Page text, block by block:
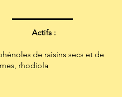
Actifs :
de raisins secs et de
rhodiola